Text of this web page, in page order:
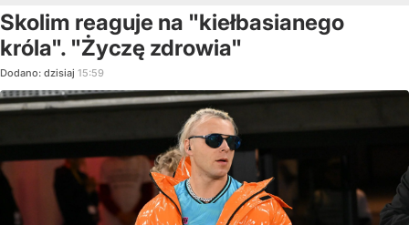
Skolim reaguje na "kiełbasianego
króla". "Życzę zdrowia"
Dodano: dzisiaj 15:59